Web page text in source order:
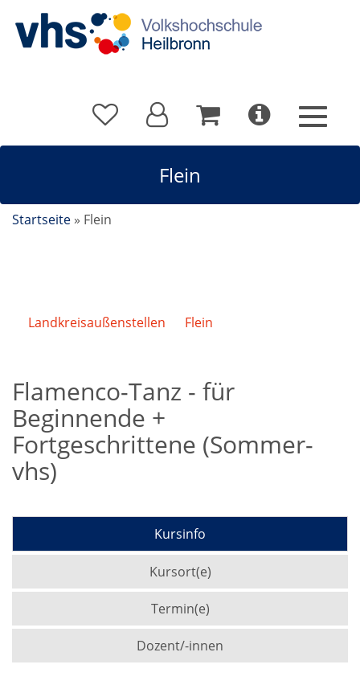
Flein
Startseite » Flein
Landkreisaußenstellen Flein
Flamenco-Tanz - für
Beginnende +
Fortgeschrittene (Sommer-
vhs)
Kursinfo
Kursort(e)
Termin(e)
Dozent/-innen